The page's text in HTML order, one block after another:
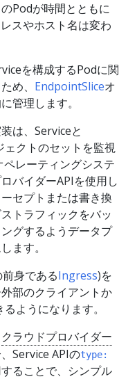
Podが時間とともに
スやホスト名は変わ
を構成するPodに関
め、 EndpointSliceオ
管理します。
は、Serviceと
クトのセットを監視
ペレーティングシステ
バイダーAPIを使用し
セプトまたは書き換
トラフィックをバッ
グするようデータプ
ます。
身であるIngress)を
部のクライアントか
ようになります。
クラウドプロバイダー
Service APIのtype:
ることで、シンプル